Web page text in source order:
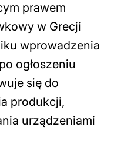
prawem
w Grecji
wprowadzenia
ogłoszeniu
się do
produkcji,
urządzeniami